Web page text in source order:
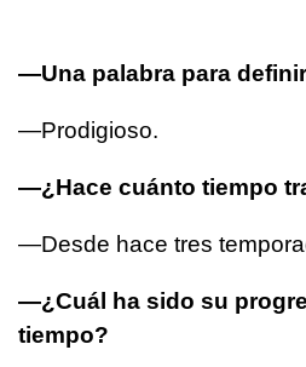
—Una palabra para
—Prodigioso.
—¿Hace cuánto tiempo
—Desde hace tres
—¿Cuál ha sido su
tiempo?